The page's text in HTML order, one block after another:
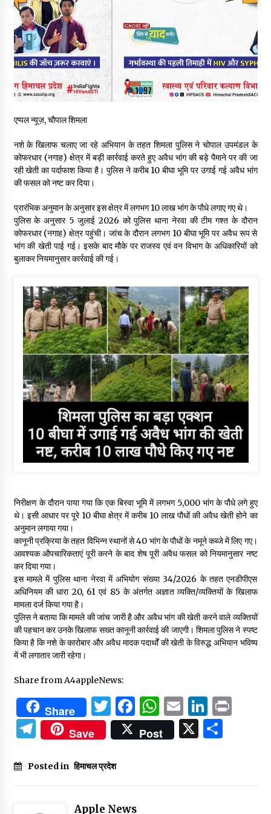
मिली बड़ी सौगात
06/08/2026
आपदा के दौरान मीडिया संचार एवं सूचना प्रबंधन पर शिमला में एक दिवसीय
ओरिएंटेशन कार्यशाला आयोजित
06/08/2026
नेता प्रतिपक्ष जयराम के आरोप निराधार, सबूत हैं तो सार्वजनिक करें: नरेश
06/08/2026
बड़ी ख़बर – अनुबंध कर्मचारियों को बैक डेट से नहीं मिलेगा नियमितीकरण,
शिक्षा निदेशालय ने जारी किया स्पष्टीकरण
05/08/2026
देहरा पुलिस की बड़ी कार्रवाई- 90 लाख नकद और 2 करोड़के सोने के
आभूषण बरामद, 7 आरोपी गिरफ्तार
05/08/2026
एप्पल न्यूज़, चौपाल शिमला
नशे के खिलाफ चलाए जा रहे अभियान के तहत शिमला पुलिस ने चोपाल उपमंडल के
कोफरधार (नगाह) क्षेत्र में बड़ी कार्रवाई करते हुए अवैध भांग की बड़े पैमाने पर की जा
रही खेती का पर्दाफाश किया है। पुलिस ने करीब 10 बीघा भूमि पर उगाई गई अवैध भांग
की फसल को नष्ट कर दिया।
प्रारंभिक अनुमान के अनुसार इस क्षेत्र में लगभग 10 लाख भांग के पौधे लगाए गए थे।
पुलिस के अनुसार 5 जुलाई 2026 को पुलिस थाना नेरवा की टीम गश्त के दौरान
कोफरधार (नगाह) क्षेत्र पहुंची। जांच के दौरान लगभग 10 बीघा भूमि पर अवैध रूप से
भांग की खेती पाई गई। इसके बाद मौके पर राजस्व एवं वन विभाग के अधिकारियों को
बुलाकर नियमानुसार कार्रवाई की गई।
निरीक्षण के दौरान पाया गया कि एक बिस्वा भूमि में लगभग 5,000 भांग के पौधे लगे हुए
थे। इसी आधार पर पूरे 10 बीघा क्षेत्र में करीब 10 लाख पौधों की अवैध खेती होने का
अनुमान लगाया गया।
कानूनी प्रक्रिया के तहत विभिन्न स्थानों से 40 भांग के पौधों के नमूने कब्जे में लिए गए।
आवश्यक औपचारिकताएं पूरी करने के बाद शेष पूरी अवैध फसल को नियमानुसार नष्ट
कर दिया गया।
इस मामले में पुलिस थाना नेरवा में अभियोग संख्या 34/2026 के तहत एनडीपीएस
अधिनियम की धारा 20, 61 एवं 85 के अंतर्गत अज्ञात व्यक्ति/व्यक्तियों के खिलाफ
मामला दर्ज किया गया है।
पुलिस ने बताया कि मामले की जांच जारी है और अवैध भांग की खेती करने वाले व्यक्तियों
की पहचान कर उनके खिलाफ सख्त कानूनी कार्रवाई की जाएगी। शिमला पुलिस ने स्पष्ट
किया है कि नशे के कारोबार और अवैध मादक पदार्थों की खेती के विरुद्ध अभियान भविष्य
में भी लगातार जारी रहेगा।
Share from A4appleNews:
Share Twitter
Facebook
WhatsApp
Email
Telegram
Save Post X
Posted in हिमाचल प्रदेश
Apple News